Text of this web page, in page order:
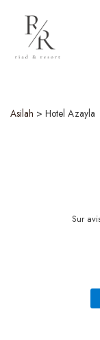
Asilah > Hotel Azayla
Sur